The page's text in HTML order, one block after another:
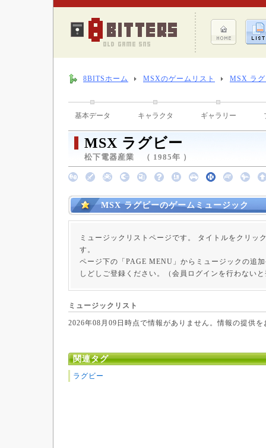
8BITSホーム MSXのゲームリスト MSX ラ
基本データ キャラクタ ギャラリー
MSX ラグビー
松下電器産業 （ 1985年 ）
MSX ラグビーのゲームミュージック
ミュージックリストページです。 タイトルをクリッ
す。
ページ下の「PAGE MENU」からミュージックの追
しどしご登録ください。（会員ログインを行わない
ミュージックリスト
2026年08月09日時点で情報がありません。情報の提供
関連タグ
ラグビー